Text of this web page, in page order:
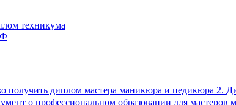
техникума
получить диплом мастера маникюра и педикюра
о профессиональном образовании для